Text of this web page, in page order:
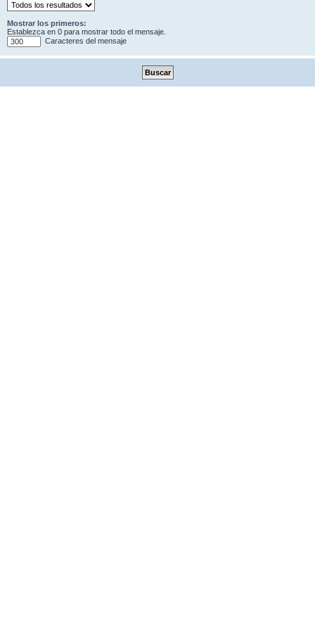
Mostrar los primeros:
Establezca en 0 para mostrar todo el mensaje.
Caracteres del mensaje